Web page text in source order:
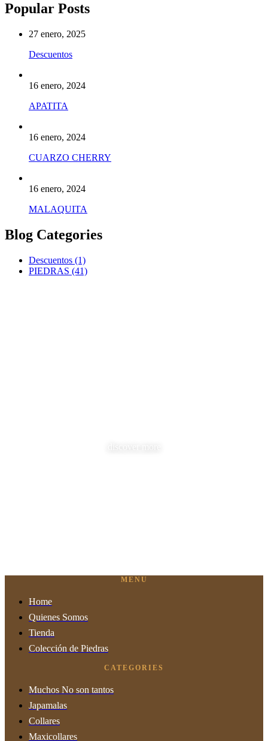
Popular Posts
27 enero, 2025
Descuentos
16 enero, 2024
APATITA
16 enero, 2024
CUARZO CHERRY
16 enero, 2024
MALAQUITA
Blog Categories
Descuentos (1)
PIEDRAS (41)
MENU
Home
Quienes Somos
Tienda
Colección de Piedras
CATEGORIES
Muchos No son tantos
Japamalas
Collares
Maxicollares